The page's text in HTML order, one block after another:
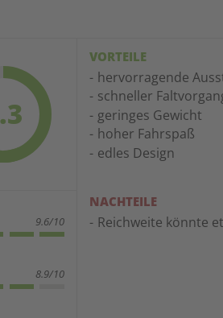
9.6/10
8.9/10
VORTEILE
hervorragende
schneller
geringes Gewicht
hoher Fahrspaß
edles Design
NACHTEILE
Reichweite könnte